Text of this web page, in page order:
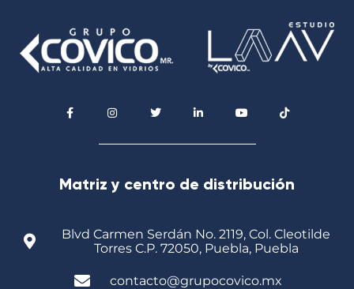
Matriz y centro de distribución
Blvd Carmen Serdán No. 2119, Col. Cleotilde
Torres C.P. 72050, Puebla, Puebla
contacto@grupocovico.mx